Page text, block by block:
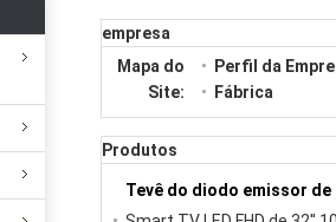
empresa
Mapa do
Site:
Perfil da
Fábrica
Produtos
Tevê do diodo emissor de